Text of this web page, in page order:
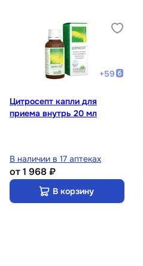
+59
Цитросепт капли для
приема внутрь 20 мл
В наличии в 17 аптеках
от1 968 ₽
В корзину